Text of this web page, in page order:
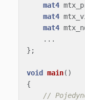
mat4
mat4
mat4
...
};
void main()
{
//